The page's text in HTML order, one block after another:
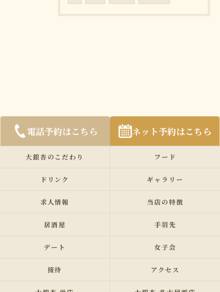
電話予約はこちら ネット予約はこちら
大銀杏のこだわり フード
ドリンク ギャラリー
求人情報 当店の特徴
居酒屋 手羽先
デート 女子会
接待 アクセス